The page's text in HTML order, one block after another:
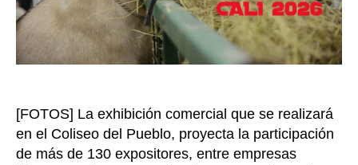
el
del
[FOTOS] La exhibición comercial que se realizará
en el Coliseo del Pueblo, proyecta la participación
de más de 130 expositores, entre empresas